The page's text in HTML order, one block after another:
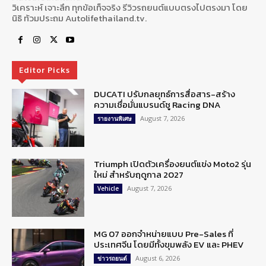
วิเคราะห์ เจาะลึก ทุกข้อเท็จจริง รีวิวรถยนต์แบบตรงไปตรงมา โดย
นิธิ ท้วมประถม Autolifethailand.tv.
Editor Picks
DUCATI ปรับกลยุทธ์การสื่อสาร-สร้าง
ความเชื่อมั่นแบรนด์ชู Racing DNA
รายงานพิเศษ August 7, 2026
Triumph เปิดตัวเครื่องยนต์แข่ง Moto2 รุ่น
ใหม่ สำหรับฤดูกาล 2027
Vehicle August 7, 2026
MG 07 ออกจำหน่ายแบบ Pre-Sales ที่
ประเทศจีน โดยมีทั้งขุมพลัง EV และ PHEV
ข่าวรถยนต์ August 6, 2026